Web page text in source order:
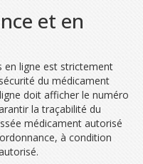
et en
en ligne est strictement
du médicament
doit afficher le numéro
la traçabilité du
médicament autorisé
à condition